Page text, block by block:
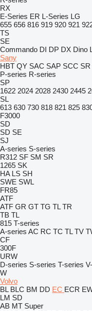
RX
E-Series ER L-Series LG
655 656 816 919 920 921
TS
SE
Commando DI DP DX Dino
Sany
HBT QY SAC SAP SCC SR
P-series R-series
SP
1622 2024 2028 2430 2445
SL
613 630 730 818 821 825
F3000
SD
SD SE
SJ
A-series S-series
R312 SF SM SR
1265 SK
HA LS SH
SWE SWL
FR85
ATF
ATF GR GT TG TL TR
TB TL
815 T-series
A-series AC RC TC TL TV
CF
300F
URW
D-series S-series T-series
W
Volvo
BL BLC BM DD EC ECR
LM SD
AB MT Super